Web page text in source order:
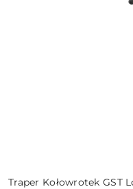
Traper Kołowrotek GST